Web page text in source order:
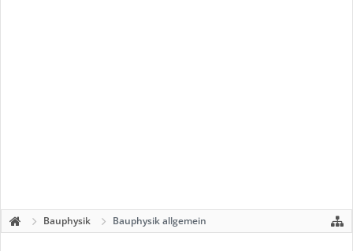
Bauphysik Bauphysik allgemein